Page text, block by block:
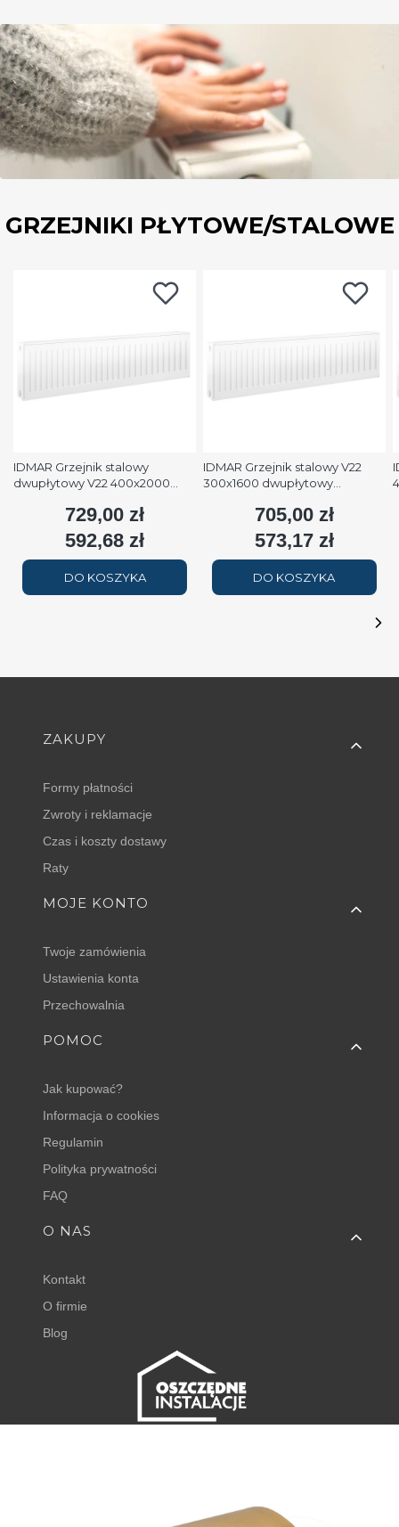
GRZEJNIKI PŁYTOWE/STALOWE
IDMAR Grzejnik stalowy
dwupłytowy V22 400x2000
2508W (90/70/20°C) biały
Cena
729,00 zł
Cena
592,68 zł
DO KOSZYKA
IDMAR Grzejnik stalowy V22
300x1600 dwupłytowy
(90/70/20°C) biały RAL9016
Cena
705,00 zł
Cena
573,17 zł
DO KOSZYKA
Linki w stopce
ZAKUPY
Formy płatności
Zwroty i reklamacje
Czas i koszty dostawy
Raty
MOJE KONTO
Twoje zamówienia
Ustawienia konta
Przechowalnia
POMOC
Jak kupować?
Informacja o cookies
Regulamin
Polityka prywatności
FAQ
O NAS
Kontakt
O firmie
Blog
62-050 Mosina